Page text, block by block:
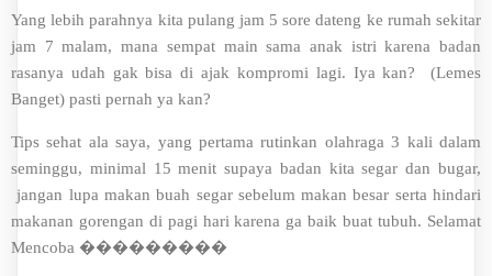
Yang lebih parahnya kita pulang jam 5 sore dateng ke rumah sekitar
jam 7 malam, mana sempat main sama anak istri karena badan
rasanya udah gak bisa di ajak kompromi lagi. Iya kan? (Lemes
Banget) pasti pernah ya kan?
Tips sehat ala saya, yang pertama rutinkan olahraga 3 kali dalam
seminggu, minimal 15 menit supaya badan kita segar dan bugar,
jangan lupa makan buah segar sebelum makan besar serta hindari
makanan gorengan di pagi hari karena ga baik buat tubuh. Selamat
Mencoba ���������